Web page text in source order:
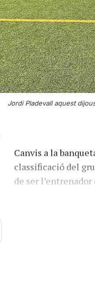
Jordi Pladevall aquest
Canvis a la
classificació del
de ser